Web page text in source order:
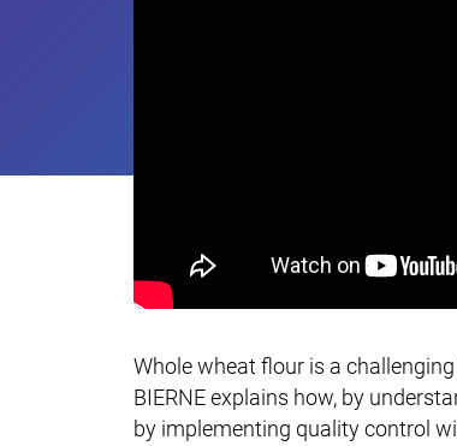
Whole wheat flour is a
BIERNE explains how, by
by implementing quality control